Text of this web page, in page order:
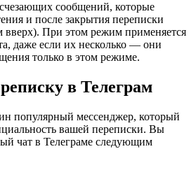
сообщений, которые
и после закрытия переписки
вверх). При этом режим применяется
даже если их несколько — они
только в этом режиме.
в Телеграм
популярный мессенджер, который
вашей переписки. Вы
чат в Телеграме следующим